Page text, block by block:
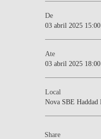
De
03 abril 2025 15:00
Ate
03 abril 2025 18:00
Local
Nova SBE Haddad
Share